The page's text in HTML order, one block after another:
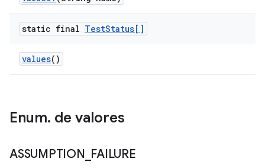
static final TestStatus[]
values()
Enum. de valores
ASSUMPTION FAILURE